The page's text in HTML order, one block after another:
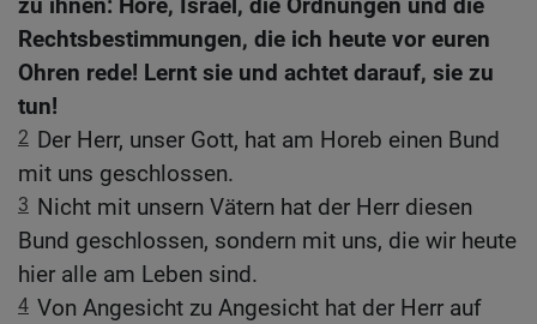
zu ihnen: Höre, Israel, die Ordnungen und die
Rechtsbestimmungen, die ich heute vor euren
Ohren rede! Lernt sie und achtet darauf, sie zu
tun!
2 Der Herr, unser Gott, hat am Horeb einen Bund
mit uns geschlossen.
3 Nicht mit unsern Vätern hat der Herr diesen
Bund geschlossen, sondern mit uns, die wir heute
hier alle am Leben sind.
4 Von Angesicht zu Angesicht hat der Herr auf